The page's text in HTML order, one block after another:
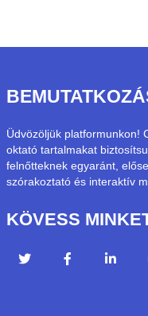
Üdvözöljük platformunkon!
oktató tartalmakat
felnőtteknek egyaránt,
szórakoztató és interaktív
KÖVESS